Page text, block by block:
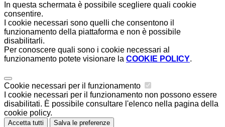
In questa schermata è possibile scegliere quali cookie
consentire.
I cookie necessari sono quelli che consentono il
funzionamento della piattaforma e non è possibile
disabilitarli.
Per conoscere quali sono i cookie necessari al
funzionamento potete visionare la COOKIE POLICY.
Cookie necessari per il funzionamento
I cookie necessari per il funzionamento non possono essere
disabilitati. È possibile consultare l'elenco nella pagina della
cookie policy.
Accetta tutti Salva le preferenze